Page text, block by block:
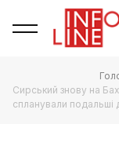
Сирський знову на
спланували подальші